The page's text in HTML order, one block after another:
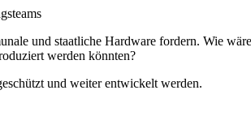
und staatliche Hardware fordern. Wie
werden könnten?
und weiter entwickelt werden.